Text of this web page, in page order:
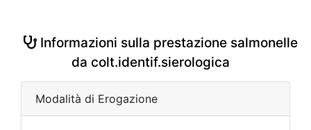
Informazioni sulla prestazione salmonelle
da colt.identif.sierologica
Modalità di Erogazione